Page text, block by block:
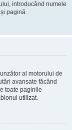
introducând numele
pagină.
al motorului de
avansate făcând
toate paginile
utilizat.